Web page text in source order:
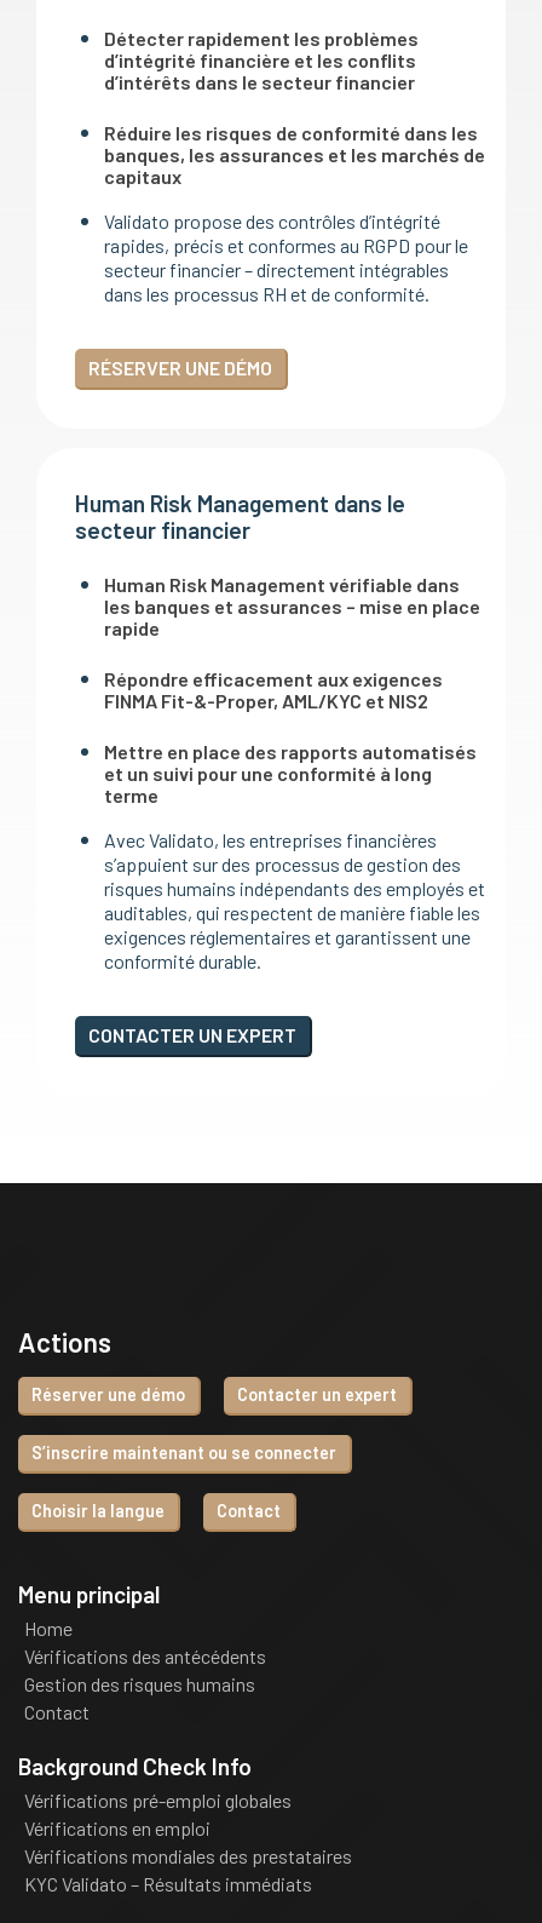
Détecter rapidement les problèmes
d’intégrité financière et les conflits
d’intérêts dans le secteur financier
Réduire les risques de conformité dans les
banques, les assurances et les marchés de
capitaux
Validato propose des contrôles d’intégrité
rapides, précis et conformes au RGPD pour le
secteur financier – directement intégrables
dans les processus RH et de conformité.
RÉSERVER UNE DÉMO
Human Risk Management dans le
secteur financier
Human Risk Management vérifiable dans
les banques et assurances – mise en place
rapide
Répondre efficacement aux exigences
FINMA Fit-&-Proper, AML/KYC et NIS2
Mettre en place des rapports automatisés
et un suivi pour une conformité à long
terme
Avec Validato, les entreprises financières
s’appuient sur des processus de gestion des
risques humains indépendants des employés et
auditables, qui respectent de manière fiable les
exigences réglementaires et garantissent une
conformité durable.
CONTACTER UN EXPERT
Actions
Réserver une démo Contacter un expert
S’inscrire maintenant ou se connecter
Choisir la langue Contact
Menu principal
Home
Vérifications des antécédents
Gestion des risques humains
Contact
Background Check Info
Vérifications pré-emploi globales
Vérifications en emploi
Vérifications mondiales des prestataires
KYC Validato – Résultats immédiats